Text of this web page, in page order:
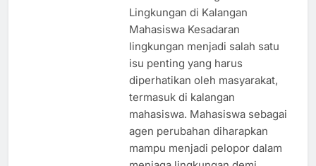
dalam Mendorong Kesadaran
Lingkungan di Kalangan
Mahasiswa Kesadaran
lingkungan menjadi salah satu
isu penting yang harus
diperhatikan oleh masyarakat,
termasuk di kalangan
mahasiswa. Mahasiswa sebagai
agen perubahan diharapkan
mampu menjadi pelopor dalam